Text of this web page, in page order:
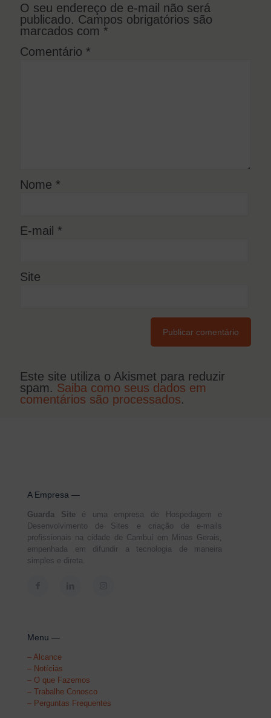
O seu endereço de e-mail não será
publicado. Campos obrigatórios são
marcados com *
Comentário *
Nome *
E-mail *
Site
Este site utiliza o Akismet para reduzir
spam. Saiba como seus dados em
comentários são processados.
A Empresa —
Guarda Site é uma empresa de Hospedagem e
Desenvolvimento de Sites e criação de e-mails
profissionais na cidade de Cambuí em Minas Gerais,
empenhada em difundir a tecnologia de maneira
simples e direta.
Menu —
– Alcance
– Notícias
– O que Fazemos
– Trabalhe Conosco
– Perguntas Frequentes